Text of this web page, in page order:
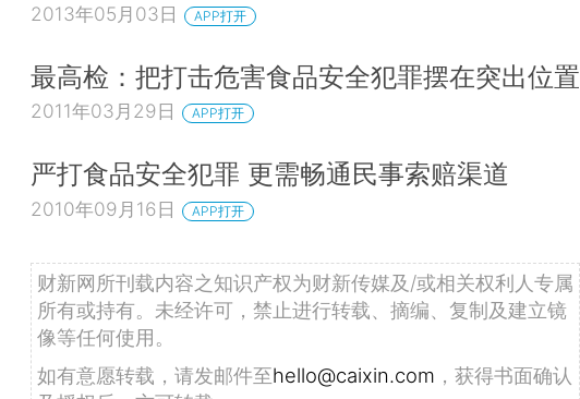
2013年05月03日 APP打开
最高检：把打击危害食品安全犯罪摆在突出位置
2011年03月29日 APP打开
严打食品安全犯罪 更需畅通民事索赔渠道
2010年09月16日 APP打开
财新网所刊载内容之知识产权为财新传媒及/或相关权利人专属
所有或持有。未经许可，禁止进行转载、摘编、复制及建立镜
像等任何使用。
如有意愿转载，请发邮件至hello@caixin.com ，获得书面确认